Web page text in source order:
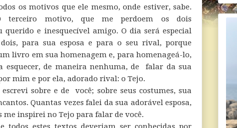
os motivos que ele mesmo, onde estiver, sabe.
terceiro motivo, que me perdoem os dois
querido e inesquecível amigo. O dia será especial
para sua esposa e para o seu rival, porque
livro em sua homenagem e, para homenageá-lo,
esquecer, de maneira nenhuma, de falar da sua
mim e por ela, adorado rival: o Tejo.
sobre e de você; sobre seus costumes, sua
Quantas vezes falei da sua adorável esposa,
me inspirei no Tejo para falar de você.